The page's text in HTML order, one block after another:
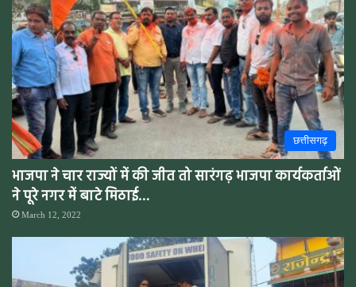
छत्तीसगढ़
भाजपा ने चार राज्यों में की जीत तो सारंगढ़ भाजपा कार्यकर्ताओं
ने पूरे नगर में बाटे मिठाई…
March 12, 2022